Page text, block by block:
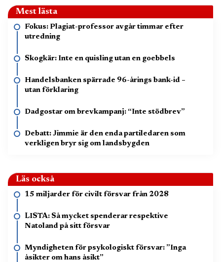
Mest lästa
Fokus: Plagiat-professor avgår timmar efter
utredning
Skogkär: Inte en quisling utan en goebbels
Handelsbanken spärrade 96-årings bank-id –
utan förklaring
Dadgostar om brevkampanj: “Inte stödbrev”
Debatt: Jimmie är den enda partiledaren som
verkligen bryr sig om landsbygden
Läs också
15 miljarder för civilt försvar från 2028
LISTA: Så mycket spenderar respektive
Natoland på sitt försvar
Myndigheten för psykologiskt försvar: ”Inga
åsikter om hans åsikt”